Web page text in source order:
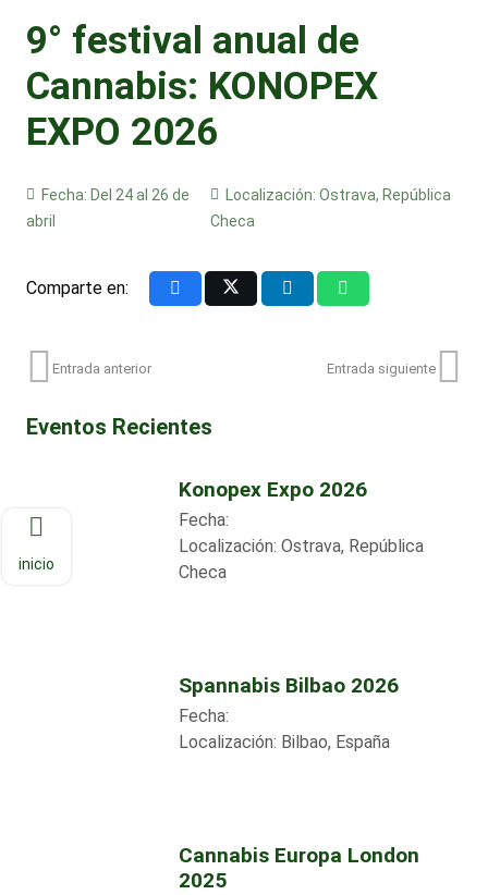
9° festival anual de
Cannabis: KONOPEX
EXPO 2026
Fecha: Del 24 al 26 de
abril
Localización: Ostrava, República
Checa
Comparte en:
Entrada anterior Entrada siguiente
Eventos Recientes
Konopex Expo 2026
Fecha:
Localización: Ostrava, República
Checa
Spannabis Bilbao 2026
Fecha:
Localización: Bilbao, España
Cannabis Europa London
2025
inicio